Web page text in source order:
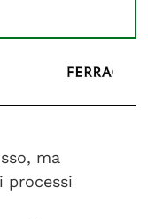
ma
processi